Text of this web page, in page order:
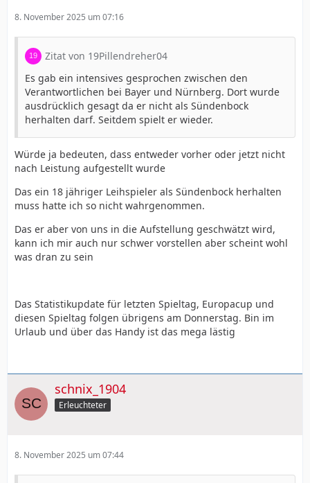
8. November 2025 um 07:16
Zitat von 19Pillendreher04
Es gab ein intensives gesprochen zwischen den
Verantwortlichen bei Bayer und Nürnberg. Dort wurde
ausdrücklich gesagt da er nicht als Sündenbock
herhalten darf. Seitdem spielt er wieder.
Würde ja bedeuten, dass entweder vorher oder jetzt nicht
nach Leistung aufgestellt wurde
Das ein 18 jähriger Leihspieler als Sündenbock herhalten
muss hatte ich so nicht wahrgenommen.
Das er aber von uns in die Aufstellung geschwätzt wird,
kann ich mir auch nur schwer vorstellen aber scheint wohl
was dran zu sein
Das Statistikupdate für letzten Spieltag, Europacup und
diesen Spieltag folgen übrigens am Donnerstag. Bin im
Urlaub und über das Handy ist das mega lästig
schnix_1904
Erleuchteter
8. November 2025 um 07:44